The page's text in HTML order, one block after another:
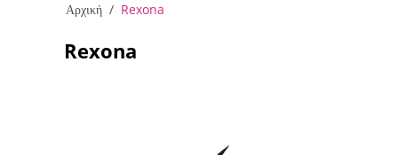
Αρχική / Rexona
Rexona